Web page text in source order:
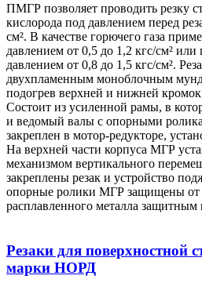
ПМГР позволяет проводить резку
кислорода под давлением перед
см². В качестве горючего газа
давлением от 0,5 до 1,2 кгс/см²
давлением от 0,8 до 1,5 кгс/см².
двухпламенным моноблочным
подогрев верхней и нижней
Состоит из усиленной рамы, в
и ведомый валы с опорными
закреплен в мотор-редукторе,
На верхней части корпуса МГР
механизмом вертикального
закреплены резак и устройство
опорные ролики МГР защищены от
расплавленного металла защитным
Резаки для поверхностной
марки НОРД